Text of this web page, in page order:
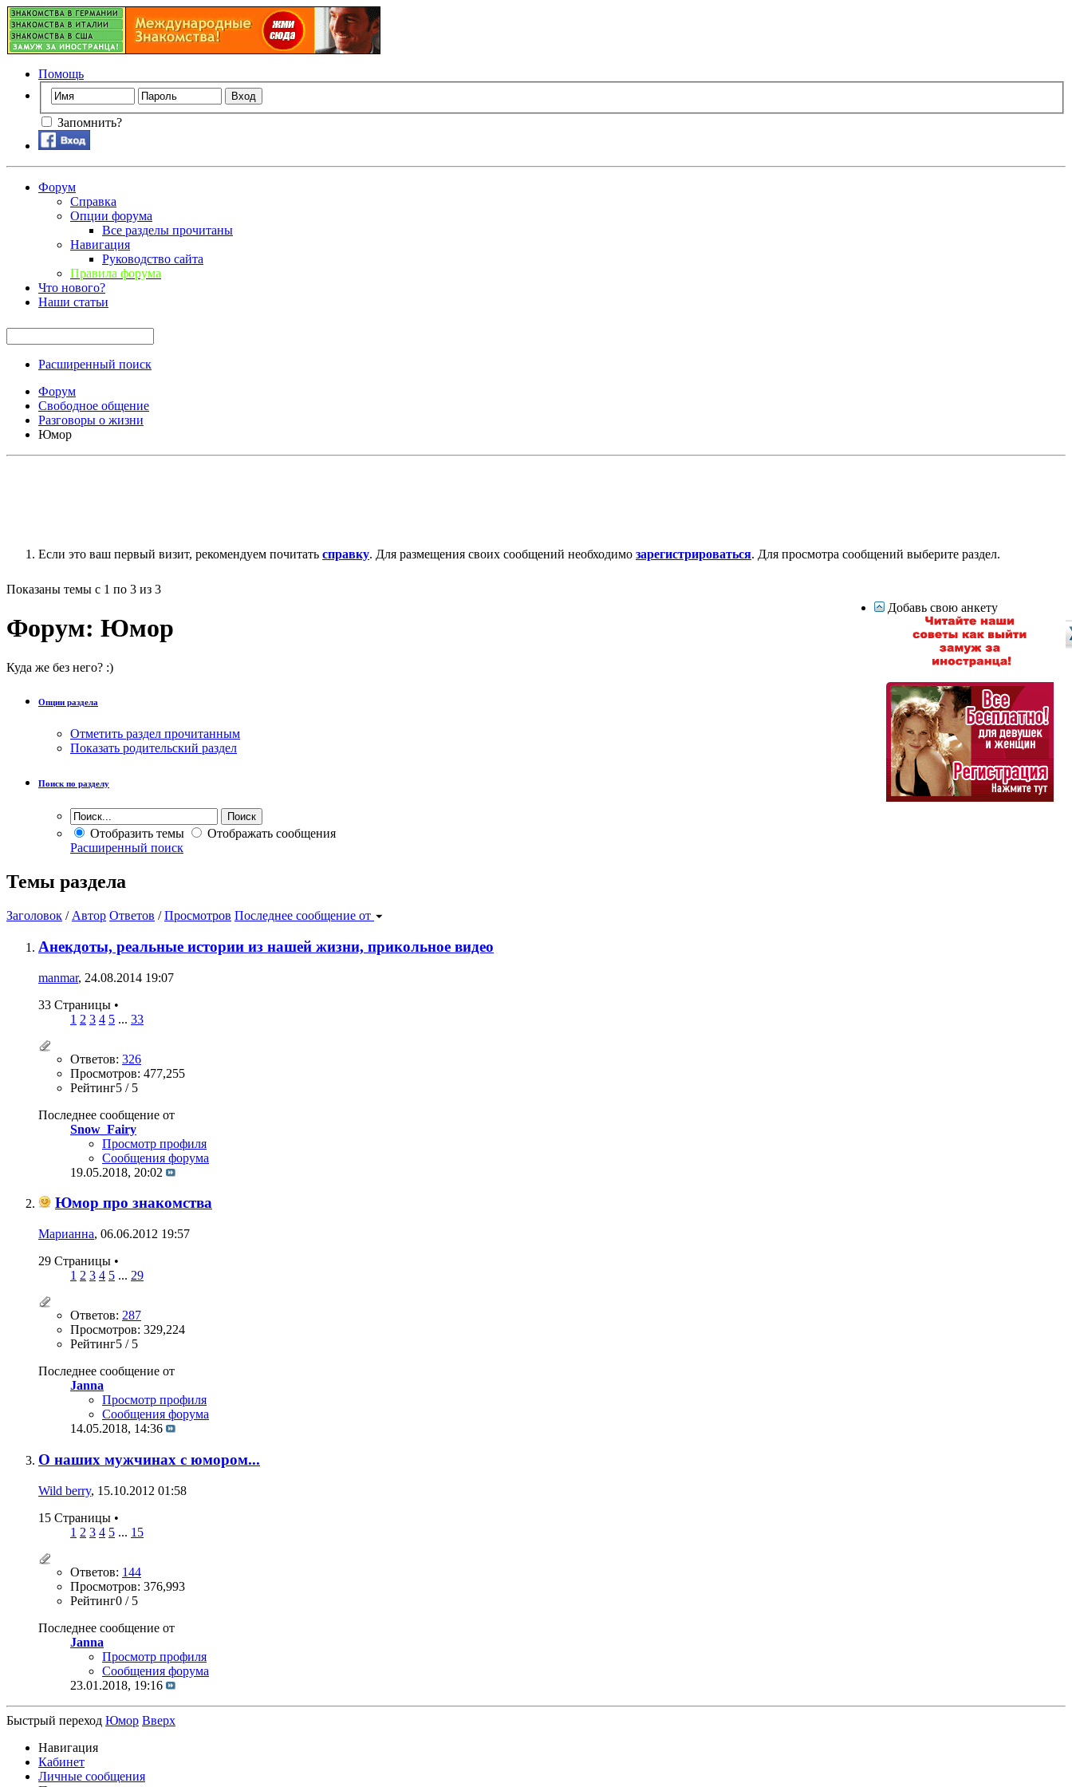
Помощь
Запомнить?
Форум
Справка
Опции форума
Все разделы прочитаны
Навигация
Руководство сайта
Правила форума
Что нового?
Наши статьи
Расширенный поиск
Форум
Свободное общение
Разговоры о жизни
Юмор
Если это ваш первый визит, рекомендуем почитать справку. Для размещения своих сообщений необходимо зарегистрироваться. Для просмотра сообщений выберите раздел.
Показаны темы с 1 по 3 из 3
Форум: Юмор
Куда же без него? :)
Опции раздела
Отметить раздел прочитанным
Показать родительский раздел
Поиск по разделу
Отобразить темы
Отображать сообщения
Расширенный поиск
Темы раздела
Заголовок / Автор Ответов /Просмотров Последнее сообщение от
Анекдоты, реальные истории из нашей жизни, прикольное видео
manmar, 24.08.2014 19:07
33 Страницы •
1 2 3 4 5 ... 33
Ответов: 326
Просмотров: 477,255
Рейтинг5 / 5
Последнее сообщение от
Snow_Fairy
Просмотр профиля
Сообщения форума
19.05.2018, 20:02
Юмор про знакомства
Марианна, 06.06.2012 19:57
29 Страницы •
1 2 3 4 5 ... 29
Ответов: 287
Просмотров: 329,224
Рейтинг5 / 5
Последнее сообщение от
Janna
Просмотр профиля
Сообщения форума
14.05.2018, 14:36
О наших мужчинах с юмором...
Wild berry, 15.10.2012 01:58
15 Страницы •
1 2 3 4 5 ... 15
Ответов: 144
Просмотров: 376,993
Рейтинг0 / 5
Последнее сообщение от
Janna
Просмотр профиля
Сообщения форума
23.01.2018, 19:16
Быстрый переход Юмор Вверх
Навигация
Кабинет
Личные сообщения
Добавь свою анкету